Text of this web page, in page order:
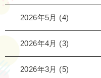
2026年5月 (4)
2026年4月 (3)
2026年3月 (5)